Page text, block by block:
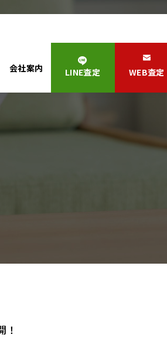
会社案内 LINE査定 WEB査定
！